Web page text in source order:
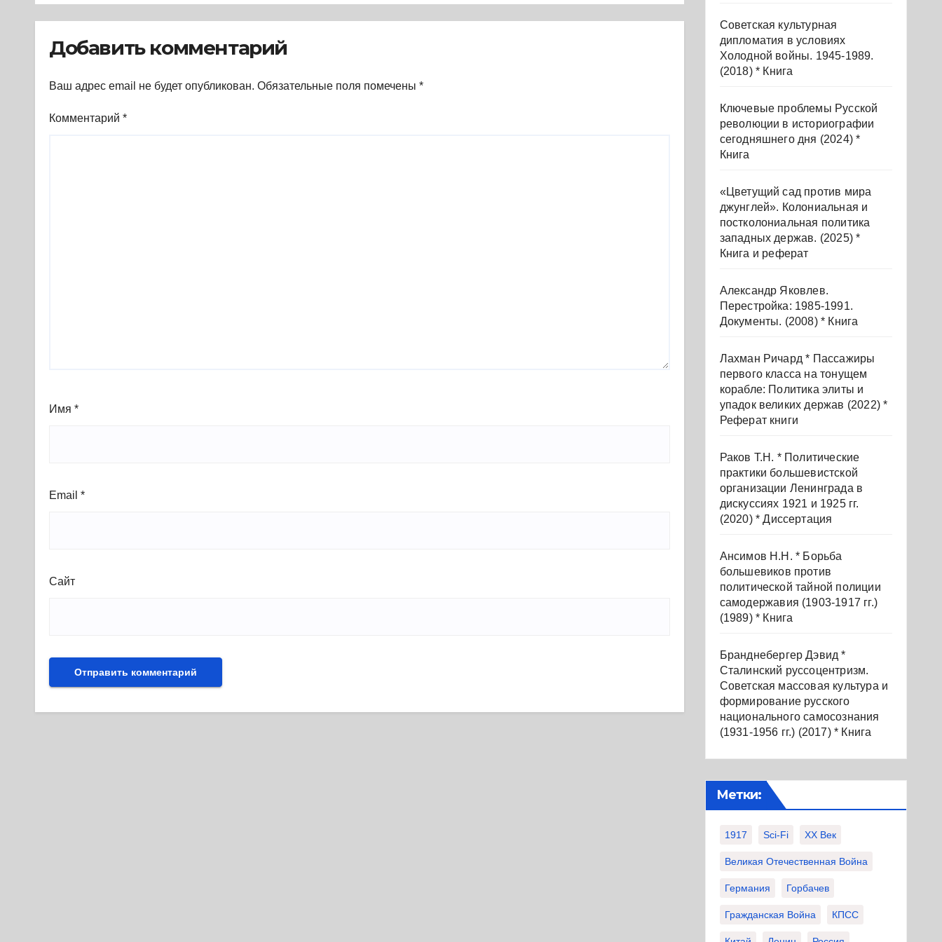
Добавить комментарий
Ваш адрес email не будет опубликован. Обязательные поля помечены *
Комментарий *
Имя *
Email *
Сайт
Советская культурная
дипломатия в условиях
Холодной войны. 1945-1989.
(2018) * Книга
Ключевые проблемы Русской
революции в историографии
сегодняшнего дня (2024) *
Книга
«Цветущий сад против мира
джунглей». Колониальная и
постколониальная политика
западных держав. (2025) *
Книга и реферат
Александр Яковлев.
Перестройка: 1985-1991.
Документы. (2008) * Книга
Лахман Ричард * Пассажиры
первого класса на тонущем
корабле: Политика элиты и
упадок великих держав (2022) *
Реферат книги
Раков Т.Н. * Политические
практики большевистской
организации Ленинграда в
дискуссиях 1921 и 1925 гг.
(2020) * Диссертация
Ансимов Н.Н. * Борьба
большевиков против
политической тайной полиции
самодержавия (1903-1917 гг.)
(1989) * Книга
Бранднебергер Дэвид *
Сталинский руссоцентризм.
Советская массовая культура и
формирование русского
национального самосознания
(1931-1956 гг.) (2017) * Книга
Метки:
1917 Sci-Fi XX Век
Великая Отечественная Война
Германия Горбачев
Гражданская Война КПСС